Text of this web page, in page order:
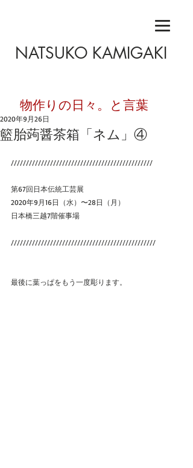
NATSUKO KAMIGAKI
​物作りの日々。と言葉
籃胎蒟醤茶箱「ネム」④
2020年9月26日
///////////////////////////////////////////////
第67回日本伝統工芸展
2020年9月16日（水）〜28日（月）
日本橋三越7階催事場
////////////////////////////////////////////////
最後に葉っぱをもう一度彫ります。